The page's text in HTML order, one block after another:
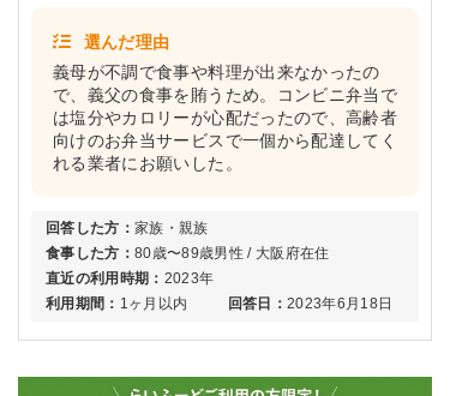
回答した方： 家族・親族
食事した方： 80歳〜89歳男性 / 大阪府在住
直近の利用時期： 2023年
利用期間： 1ヶ月以内 回答日： 2023年6月18日
選んだ理由
義母が不調で食事や料理が出来なかったの
で、義父の食事を賄うため。コンビニ弁当で
は塩分やカロリーが心配だったので、高齢者
向けのお弁当サービスで一個から配達してく
れる業者にお願いした。